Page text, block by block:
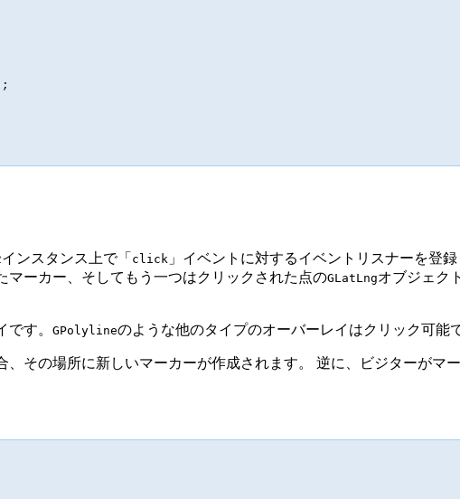
インスタンス上で「 click 」イベントに対するイベントリスナーを登録
ーカー、そしてもう一つはクリックされた点のGLatLngオブジェク
す。 GPolylineのような他のタイプのオーバーレイはクリック可能
その場所に新しいマーカーが作成されます。 逆に、ビジターがマ